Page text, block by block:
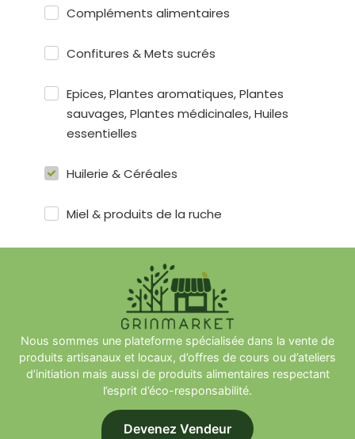
Compléments alimentaires
Confitures & Mets sucrés
Epices, Plantes aromatiques, Plantes
sauvages, Plantes médicinales, Huiles
essentielles
Huilerie & Céréales
Miel & produits de la ruche
Nous sommes une plateforme spécialisée dans la vente de
produits artisanaux et locaux, d’offres de cours ou d’ateliers
d’initiation mais aussi de produits alimentaires respectant
l’esprit d’éco-responsabilité.
Devenez Vendeur